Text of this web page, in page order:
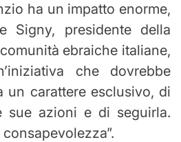
ha un impatto enorme,
Signy, presidente della
ebraiche italiane,
che dovrebbe
un carattere esclusivo, di
sue azioni e di seguirla.